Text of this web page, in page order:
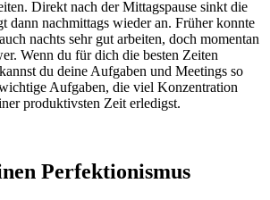
Direkt nach der Mittagspause sinkt die
dann nachmittags wieder an. Früher konnte
nachts sehr gut arbeiten, doch momentan
Wenn du für dich die besten Zeiten
du deine Aufgaben und Meetings so
Aufgaben, die viel Konzentration
produktivsten Zeit erledigst.
Perfektionismus